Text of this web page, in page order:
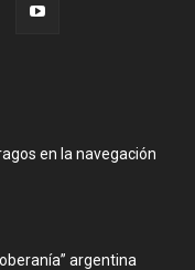
en la navegación
argentina